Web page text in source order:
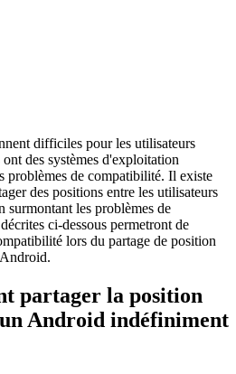
difficiles pour les utilisateurs
des systèmes d'exploitation
problèmes de compatibilité. Il existe
des positions entre les utilisateurs
les problèmes de
ci-dessous permetront de
lors du partage de position
partager la position
Android indéfiniment